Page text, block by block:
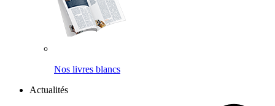
Nos livres blancs
Actualités